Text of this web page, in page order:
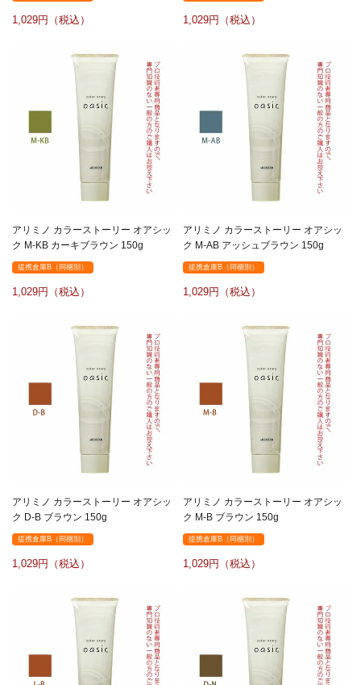
1,029 1,029
アリミノ カラーストーリー オアシッ
ク M-KB カーキブラウン 150g
提携倉庫B（同梱別）
1,029
アリミノ カラーストーリー オアシッ
ク M-AB アッシュブラウン 150g
提携倉庫B（同梱別）
1,029
アリミノ カラーストーリー オアシッ
ク D-B ブラウン 150g
提携倉庫B（同梱別）
1,029
アリミノ カラーストーリー オアシッ
ク M-B ブラウン 150g
提携倉庫B（同梱別）
1,029